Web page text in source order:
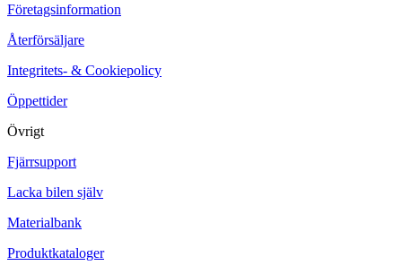
Företagsinformation
Återförsäljare
Integritets- & Cookiepolicy
Öppettider
Övrigt
Fjärrsupport
Lacka bilen själv
Materialbank
Produktkataloger